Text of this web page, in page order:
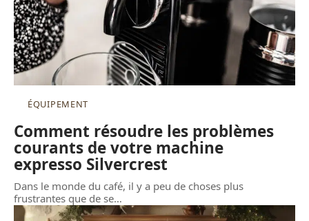
ÉQUIPEMENT
Comment résoudre les problèmes
courants de votre machine
expresso Silvercrest
Dans le monde du café, il y a peu de choses plus
frustrantes que de se…